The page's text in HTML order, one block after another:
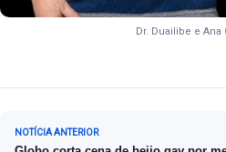
Dr. Duailibe e Ana
Navegação de Post
NOTÍCIA ANTERIOR